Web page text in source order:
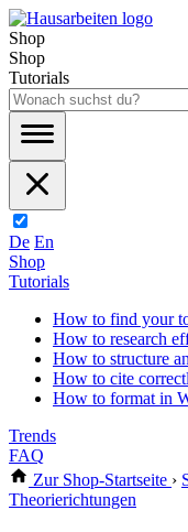
Shop
Shop
Tutorials
De En
Shop
Tutorials
How to find your
How to research
How to structure
How to cite
How to format in
Trends
FAQ
Zur Shop-Startseite ›
Theorierichtungen